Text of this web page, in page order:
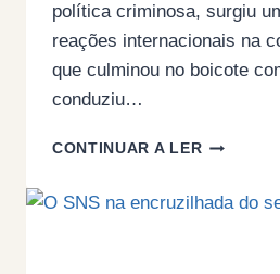
política criminosa, surgiu
reações internacionais na
que culminou no boicote
conduziu…
CONTINUAR A LERA
O